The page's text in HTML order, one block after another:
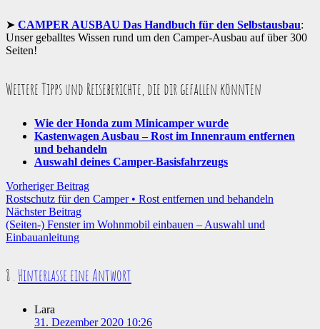
CAMPER AUSBAU Das Handbuch für den Selbstausbau:
Unser geballtes Wissen rund um den Camper-Ausbau auf über 300
Seiten!
Weitere Tipps und Reiseberichte, die dir gefallen könnten
Wie der Honda zum Minicamper wurde
Kastenwagen Ausbau – Rost im Innenraum entfernen
und behandeln
Auswahl deines Camper-Basisfahrzeugs
Vorheriger Beitrag
Rostschutz für den Camper • Rost entfernen und behandeln
Nächster Beitrag
(Seiten-) Fenster im Wohnmobil einbauen – Auswahl und
Einbauanleitung
8 Kommentare
Hinterlasse eine Antwort
Lara
31. Dezember 2020 10:26